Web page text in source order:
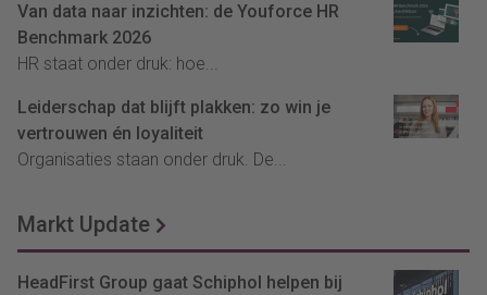
Van data naar inzichten: de Youforce HR
Benchmark 2026
HR staat onder druk: hoe...
Leiderschap dat blijft plakken: zo win je
vertrouwen én loyaliteit
Organisaties staan onder druk. De...
Markt Update
HeadFirst Group gaat Schiphol helpen bij